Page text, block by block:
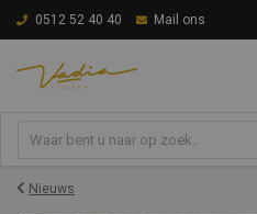
0512 52 40 40 Mail ons
Nieuws